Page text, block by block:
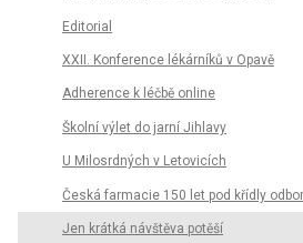
Editorial
XXII. Konference lékárníků v Opavě
Adherence k léčbě online
Školní výlet do jarní Jihlavy
U Milosrdných v Letovicích
Česká farmacie 150 let pod křídly
Jen krátká návštěva potěší